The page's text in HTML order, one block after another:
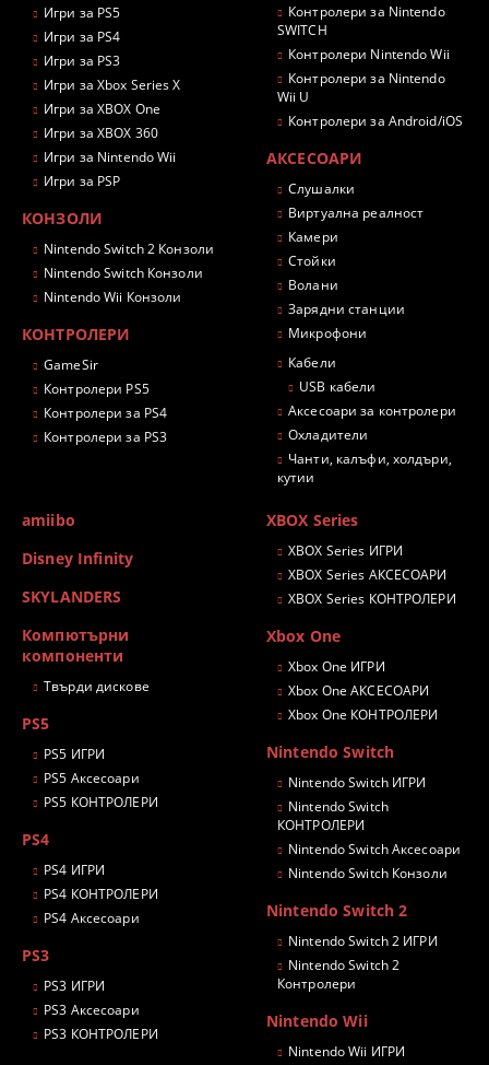
Игри за PS5
Игри за PS4
Игри за PS3
Игри за Xbox Series X
Игри за XBOX One
Игри за XBOX 360
Игри за Nintendo Wii
Игри за PSP
КОНЗОЛИ
Nintendo Switch 2 Конзоли
Nintendo Switch Конзоли
Nintendo Wii Конзоли
КОНТРОЛЕРИ
GameSir
Контролери PS5
Контролери за PS4
Контролери за PS3
Контролери за Nintendo
SWITCH
Контролери Nintendo Wii
Контролери за Nintendo
Wii U
Контролери за Android/iOS
АКСЕСОАРИ
Слушалки
Виртуална реалност
Камери
Стойки
Волани
Зарядни станции
Микрофони
Кабели
USB кабели
Аксесоари за контролери
Охладители
Чанти, калъфи, холдъри,
кутии
amiibo
Disney Infinity
SKYLANDERS
Компютърни
компоненти
Твърди дискове
PS5
PS5 ИГРИ
PS5 Аксесоари
PS5 КОНТРОЛЕРИ
PS4
PS4 ИГРИ
PS4 КОНТРОЛЕРИ
PS4 Аксесоари
PS3
PS3 ИГРИ
PS3 Аксесоари
PS3 КОНТРОЛЕРИ
XBOX Series
XBOX Series ИГРИ
XBOX Series АКСЕСОАРИ
XBOX Series КОНТРОЛЕРИ
Xbox One
Xbox One ИГРИ
Xbox One АКСЕСОАРИ
Xbox One КОНТРОЛЕРИ
Nintendo Switch
Nintendo Switch ИГРИ
Nintendo Switch
КОНТРОЛЕРИ
Nintendo Switch Аксесоари
Nintendo Switch Конзоли
Nintendo Switch 2
Nintendo Switch 2 ИГРИ
Nintendo Switch 2
Контролери
Nintendo Wii
Nintendo Wii ИГРИ